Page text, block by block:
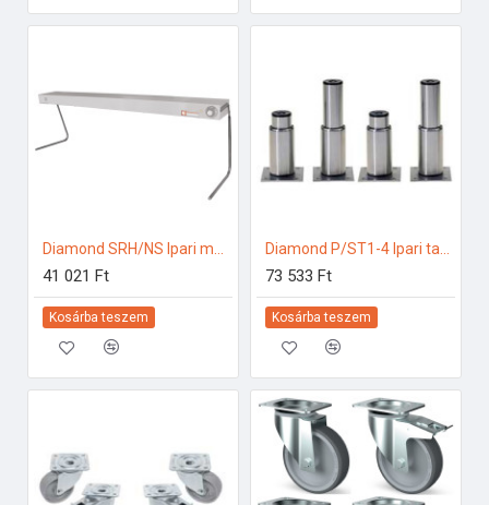
41 021 Ft
Kosárba teszem
73 533 Ft
Kosárba teszem